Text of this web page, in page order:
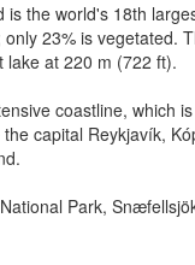
world's 18th
23% is
lake at 220 m (722 ft).
coastline, which
capital Reykjavík,
Park,